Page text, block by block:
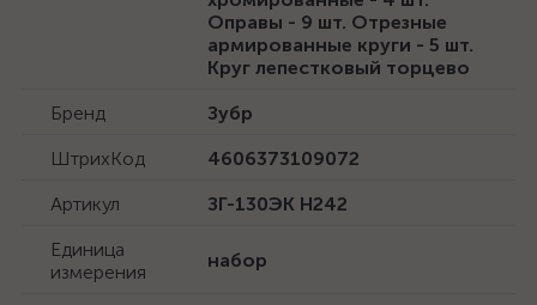
Оправы - 9 шт. Отрезные
армированные круги - 5 шт.
Круг лепестковый торцево
Бренд
Зубр
ШтрихКод
4606373109072
Артикул
ЗГ-130ЭК H242
Единица
измерения
набор